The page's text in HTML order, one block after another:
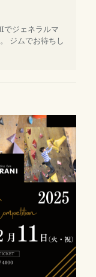
でジェネラルマ
ジムでお待ちし